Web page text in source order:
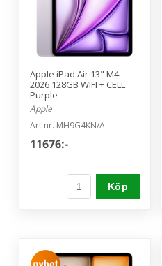
Apple iPad Air 13" M4
2026 128GB WIFI + CELL
Purple
Apple
Art nr. MH9G4KN/A
11676:-
Köp